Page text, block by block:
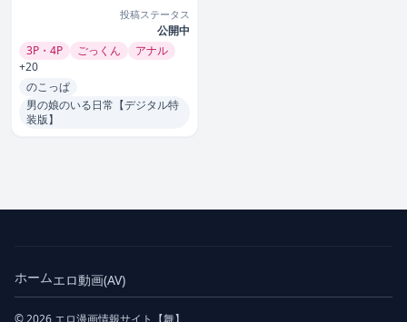
投稿ステータス
公開中
3P・4P
ごっくん
アナル
+20
のこっぱ
男の娘のいる日常【デジタル特
装版】
ホームエロ動画(AV)
© 2026 エロ漫画情報サイト【舞】